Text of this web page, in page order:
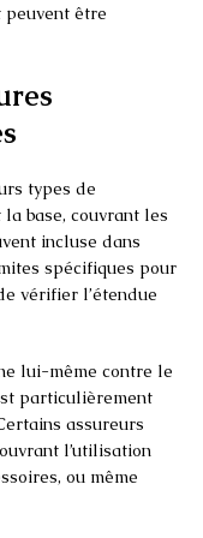
peuvent être
types de
la base, couvrant les
incluse dans
spécifiques pour
vérifier l’étendue
lui-même contre le
particulièrement
assureurs
l’utilisation
ou même